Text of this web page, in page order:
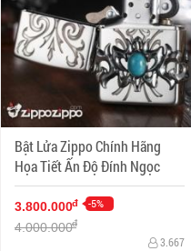
Bật Lửa Zippo Chính Hãng
Họa Tiết Ấn Độ Đính Ngọc
3.800.000đ -5%
4.000.000đ
3.667